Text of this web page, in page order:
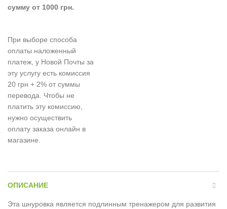
сумму от 1000 грн.
При выборе способа
оплаты наложенный
платеж, у Новой Почты за
эту услугу есть комиссия
20 грн + 2% от суммы
перевода. Чтобы не
платить эту комиссию,
нужно осуществить
оплату заказа онлайн в
магазине.
ОПИСАНИЕ
Эта шнуровка является подлинным тренажером для развития